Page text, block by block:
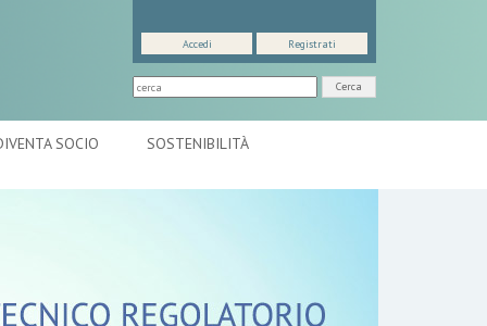
Cerca
Accedi Registrati
SOCIO SOSTENIBILITÀ